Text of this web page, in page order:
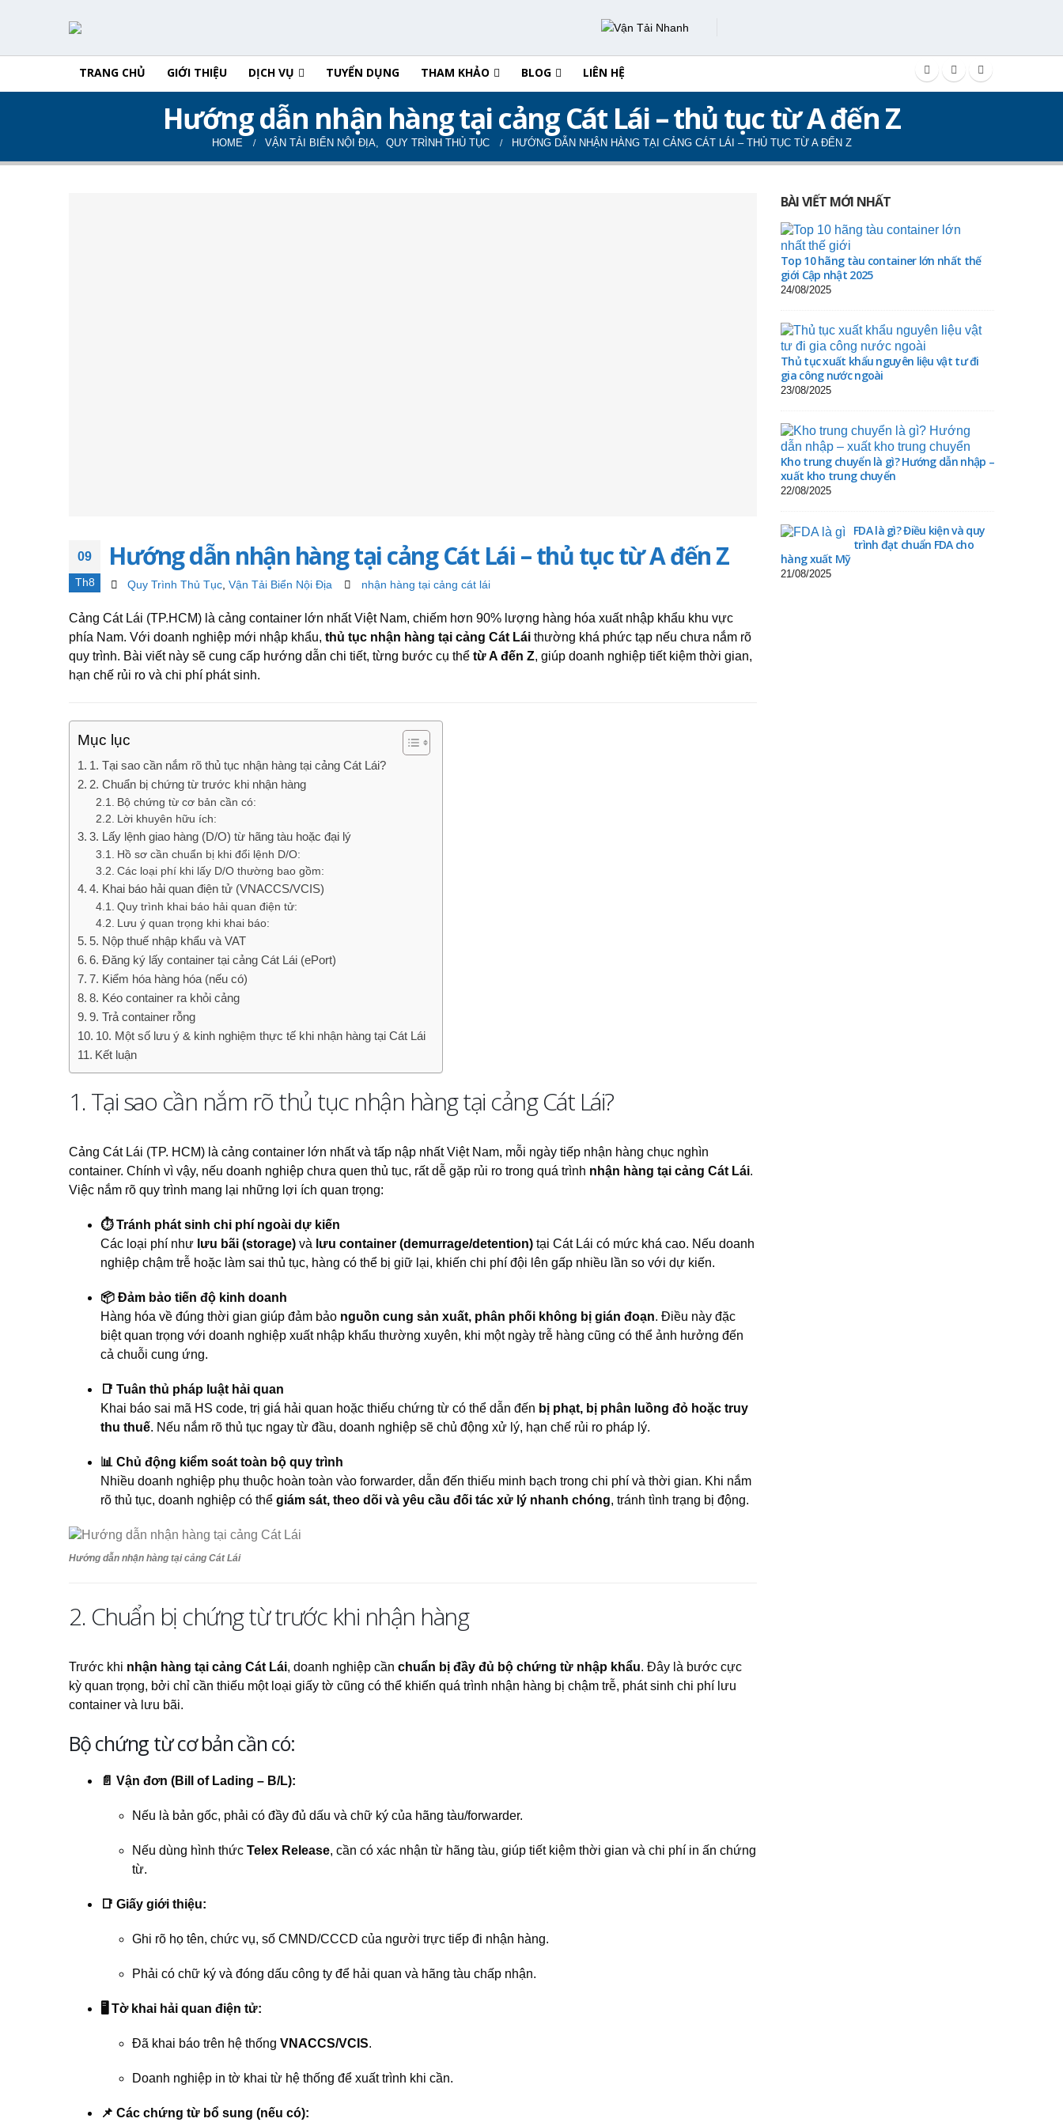
TRANG CHỦ GIỚI THIỆU DỊCH VỤ TUYỂN DỤNG THAM KHẢO BLOG LIÊN HỆ
Hướng dẫn nhận hàng tại cảng Cát Lái – thủ tục từ A đến Z
HOME VẬN TẢI BIỂN NỘI ĐỊA, QUY TRÌNH THỦ TỤC HƯỚNG DẪN NHẬN HÀNG TẠI CẢNG CÁT LÁI – THỦ TỤC TỪ A ĐẾN Z
09
Th8
Hướng dẫn nhận hàng tại cảng Cát Lái – thủ tục từ A đến Z
Quy Trình Thủ Tục ,Vận Tải Biển Nội Địa nhận hàng tại cảng cát lái
Cảng Cát Lái (TP.HCM) là cảng container lớn nhất Việt Nam, chiếm hơn 90% lượng hàng hóa xuất nhập khẩu khu vực
phía Nam. Với doanh nghiệp mới nhập khẩu, thủ tục nhận hàng tại cảng Cát Lái thường khá phức tạp nếu chưa nắm rõ
quy trình. Bài viết này sẽ cung cấp hướng dẫn chi tiết, từng bước cụ thể từ A đến Z, giúp doanh nghiệp tiết kiệm thời gian,
hạn chế rủi ro và chi phí phát sinh.
Mục lục
1. Tại sao cần nắm rõ thủ tục nhận hàng tại cảng Cát Lái?
2. Chuẩn bị chứng từ trước khi nhận hàng
Bộ chứng từ cơ bản cần có:
Lời khuyên hữu ích:
3. Lấy lệnh giao hàng (D/O) từ hãng tàu hoặc đại lý
Hồ sơ cần chuẩn bị khi đổi lệnh D/O:
Các loại phí khi lấy D/O thường bao gồm:
4. Khai báo hải quan điện tử (VNACCS/VCIS)
Quy trình khai báo hải quan điện tử:
Lưu ý quan trọng khi khai báo:
5. Nộp thuế nhập khẩu và VAT
6. Đăng ký lấy container tại cảng Cát Lái (ePort)
7. Kiểm hóa hàng hóa (nếu có)
8. Kéo container ra khỏi cảng
9. Trả container rỗng
10. Một số lưu ý & kinh nghiệm thực tế khi nhận hàng tại Cát Lái
Kết luận
1. Tại sao cần nắm rõ thủ tục nhận hàng tại cảng Cát Lái?
Cảng Cát Lái (TP. HCM) là cảng container lớn nhất và tấp nập nhất Việt Nam, mỗi ngày tiếp nhận hàng chục nghìn
container. Chính vì vậy, nếu doanh nghiệp chưa quen thủ tục, rất dễ gặp rủi ro trong quá trình nhận hàng tại cảng Cát Lái.
Việc nắm rõ quy trình mang lại những lợi ích quan trọng:
⏱️ Tránh phát sinh chi phí ngoài dự kiến
Các loại phí như lưu bãi (storage) và lưu container (demurrage/detention) tại Cát Lái có mức khá cao. Nếu doanh
nghiệp chậm trễ hoặc làm sai thủ tục, hàng có thể bị giữ lại, khiến chi phí đội lên gấp nhiều lần so với dự kiến.
📦 Đảm bảo tiến độ kinh doanh
Hàng hóa về đúng thời gian giúp đảm bảo nguồn cung sản xuất, phân phối không bị gián đoạn. Điều này đặc
biệt quan trọng với doanh nghiệp xuất nhập khẩu thường xuyên, khi một ngày trễ hàng cũng có thể ảnh hưởng đến
cả chuỗi cung ứng.
📑 Tuân thủ pháp luật hải quan
Khai báo sai mã HS code, trị giá hải quan hoặc thiếu chứng từ có thể dẫn đến bị phạt, bị phân luồng đỏ hoặc truy
thu thuế. Nếu nắm rõ thủ tục ngay từ đầu, doanh nghiệp sẽ chủ động xử lý, hạn chế rủi ro pháp lý.
📊 Chủ động kiểm soát toàn bộ quy trình
Nhiều doanh nghiệp phụ thuộc hoàn toàn vào forwarder, dẫn đến thiếu minh bạch trong chi phí và thời gian. Khi nắm
rõ thủ tục, doanh nghiệp có thể giám sát, theo dõi và yêu cầu đối tác xử lý nhanh chóng, tránh tình trạng bị động.
Hướng dẫn nhận hàng tại cảng Cát Lái
2. Chuẩn bị chứng từ trước khi nhận hàng
Trước khi nhận hàng tại cảng Cát Lái, doanh nghiệp cần chuẩn bị đầy đủ bộ chứng từ nhập khẩu. Đây là bước cực
kỳ quan trọng, bởi chỉ cần thiếu một loại giấy tờ cũng có thể khiến quá trình nhận hàng bị chậm trễ, phát sinh chi phí lưu
container và lưu bãi.
Bộ chứng từ cơ bản cần có:
📄 Vận đơn (Bill of Lading – B/L):
Nếu là bản gốc, phải có đầy đủ dấu và chữ ký của hãng tàu/forwarder.
Nếu dùng hình thức Telex Release, cần có xác nhận từ hãng tàu, giúp tiết kiệm thời gian và chi phí in ấn chứng
từ.
📑 Giấy giới thiệu:
Ghi rõ họ tên, chức vụ, số CMND/CCCD của người trực tiếp đi nhận hàng.
Phải có chữ ký và đóng dấu công ty để hải quan và hãng tàu chấp nhận.
🖥️ Tờ khai hải quan điện tử:
Đã khai báo trên hệ thống VNACCS/VCIS.
Doanh nghiệp in tờ khai từ hệ thống để xuất trình khi cần.
📌 Các chứng từ bổ sung (nếu có):
BÀI VIẾT MỚI NHẤT
Top 10 hãng tàu container lớn nhất thế
giới Cập nhật 2025
24/08/2025
Thủ tục xuất khẩu nguyên liệu vật tư đi
gia công nước ngoài
23/08/2025
Kho trung chuyển là gì? Hướng dẫn nhập –
xuất kho trung chuyển
22/08/2025
FDA là gì? Điều kiện và quy
trình đạt chuẩn FDA cho
hàng xuất Mỹ
21/08/2025